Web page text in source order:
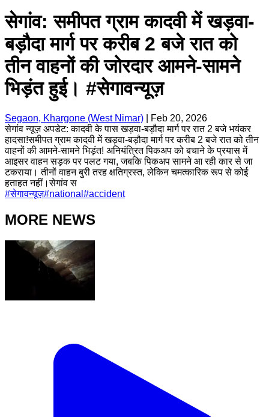
सेगांव: समीपत ग्राम कादवी में खड़वा-
बड़ौदा मार्ग पर करीब 2 बजे रात को
तीन वाहनों की जोरदार आमने-सामने
भिड़ंत हुई। #सेगावन्यूज़
Segaon, Khargone (West Nimar)
Feb 20, 2026
सेगांव न्यूज़ अपडेट: कादवी के पास खड़वा-बड़ौदा मार्ग पर रात 2 बजे भयंकर
हादसा!समीपत ग्राम कादवी में खड़वा-बड़ौदा मार्ग पर करीब 2 बजे रात को तीन
वाहनों की आमने-सामने भिड़ंत! अनियंत्रित पिकअप को बचाने के प्रयास में
आइसर वाहन सड़क पर पलट गया, जबकि पिकअप सामने आ रही कार से जा
टकराया। तीनों वाहन बुरी तरह क्षतिग्रस्त, लेकिन चमत्कारिक रूप से कोई
हताहत नहीं।सेगांव स
#सेगावन्यूज़#national #accident
MORE NEWS